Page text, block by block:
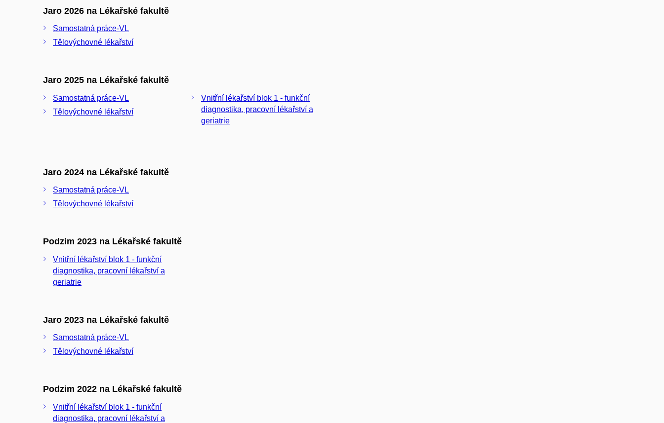
Jaro 2026 na Lékařské fakultě
Samostatná práce-VL
Tělovýchovné lékařství
Jaro 2025 na Lékařské fakultě
Samostatná práce-VL
Tělovýchovné lékařství
Vnitřní lékařství blok 1 - funkční
diagnostika, pracovní lékařství a
geriatrie
Jaro 2024 na Lékařské fakultě
Samostatná práce-VL
Tělovýchovné lékařství
Podzim 2023 na Lékařské fakultě
Vnitřní lékařství blok 1 - funkční
diagnostika, pracovní lékařství a
geriatrie
Jaro 2023 na Lékařské fakultě
Samostatná práce-VL
Tělovýchovné lékařství
Podzim 2022 na Lékařské fakultě
Vnitřní lékařství blok 1 - funkční
diagnostika, pracovní lékařství a